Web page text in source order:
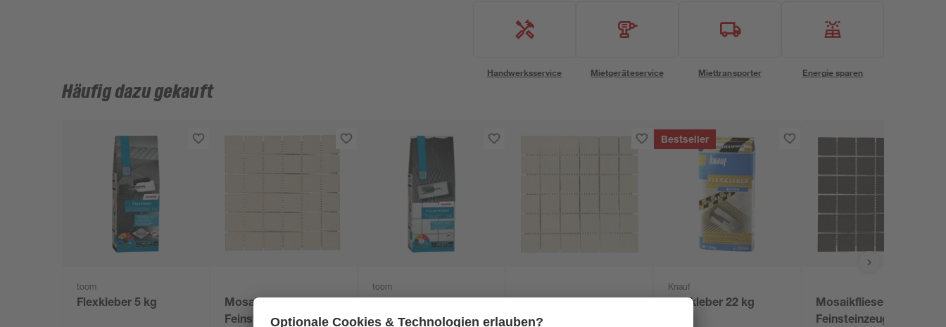
Handwerksservice Mietgeräteservice Miettransporter Energie sparen
Häufig dazu gekauft
toom
Flexkleber 5 kg
Mosaikfliese 'Dotti'
Feinsteinzeug
toom
kg
Dot' Feinsteinzeug
Bestseller
Knauf
Flexkleber 22 kg
Mosaikfliese 'Uni'
Feinsteinzeug